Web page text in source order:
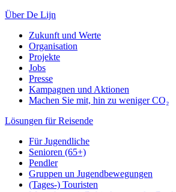
Über De Lijn
Zukunft und Werte
Organisation
Projekte
Jobs
Presse
Kampagnen und Aktionen
Machen Sie mit, hin zu weniger CO₂
Lösungen für Reisende
Für Jugendliche
Senioren (65+)
Pendler
Gruppen un Jugendbewegungen
(Tages-) Touristen